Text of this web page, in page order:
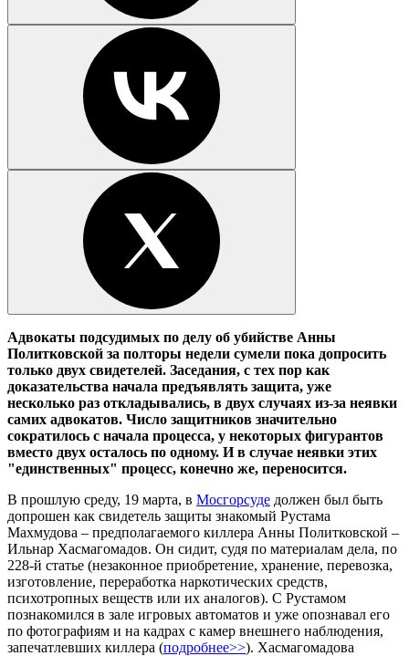
Адвокаты подсудимых по делу об убийстве Анны
Политковской за полторы недели сумели пока допросить
только двух свидетелей. Заседания, с тех пор как
доказательства начала предъявлять защита, уже
несколько раз откладывались, в двух случаях из-за неявки
самих адвокатов. Число защитников значительно
сократилось с начала процесса, у некоторых фигурантов
вместо двух осталось по одному. И в случае неявки этих
"единственных" процесс, конечно же, переносится.
В прошлую среду, 19 марта, в Мосгорсуде должен был быть
допрошен как свидетель защиты знакомый Рустама
Махмудова – предполагаемого киллера Анны Политковской –
Ильнар Хасмагомадов. Он сидит, судя по материалам дела, по
228-й статье (незаконное приобретение, хранение, перевозка,
изготовление, переработка наркотических средств,
психотропных веществ или их аналогов). С Рустамом
познакомился в зале игровых автоматов и уже опознавал его
по фотографиям и на кадрах с камер внешнего наблюдения,
запечатлевших киллера (подробнее>>). Хасмагомадова